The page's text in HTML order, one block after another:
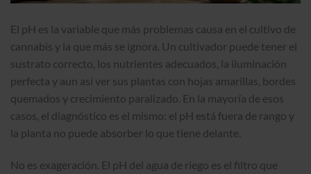
El pH es la variable que más problemas causa en el cultivo de
cannabis y la que más se ignora. Un cultivador puede tener el
sustrato correcto, los nutrientes adecuados, la iluminación
perfecta y aun así ver sus plantas con hojas amarillas, bordes
quemados y crecimiento paralizado. En la mayoría de esos
casos, el diagnóstico es el mismo: el pH está fuera de rango y
la planta no puede absorber lo que tiene delante.
No es exageración. El pH del agua de riego es el filtro que